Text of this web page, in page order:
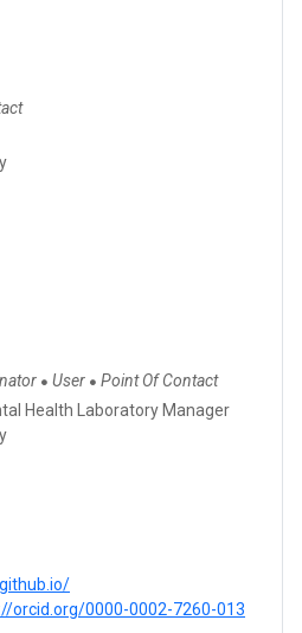
● User ● Point Of Contact
Health Laboratory Manager
orcid.org/0000-0002-7260-013